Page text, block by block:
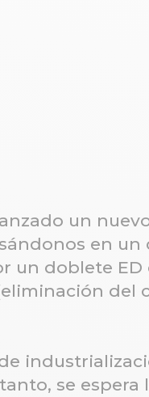
un
en un
un doblete ED
del
se espera